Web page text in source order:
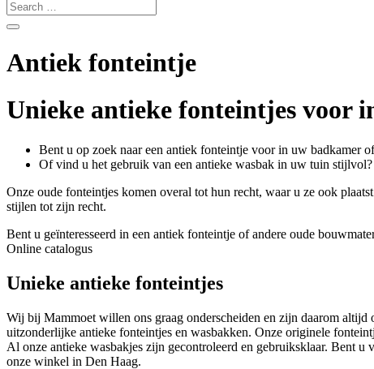
Antiek fonteintje
Unieke antieke fonteintjes voor
Bent u op zoek naar een antiek fonteintje voor in uw badkamer
Of vind u het gebruik van een antieke wasbak in uw tuin stijlvol?
Onze oude fonteintjes komen overal tot hun recht, waar u ze ook
stijlen tot zijn recht.
Bent u geïnteresseerd in een antiek fonteintje of andere oude
Online catalogus
Unieke antieke fonteintjes
Wij bij Mammoet willen ons graag onderscheiden en zijn daarom
uitzonderlijke antieke fonteintjes en wasbakken. Onze originele
Al onze antieke wasbakjes zijn gecontroleerd en gebruiksklaar. Bent
onze winkel in Den Haag.